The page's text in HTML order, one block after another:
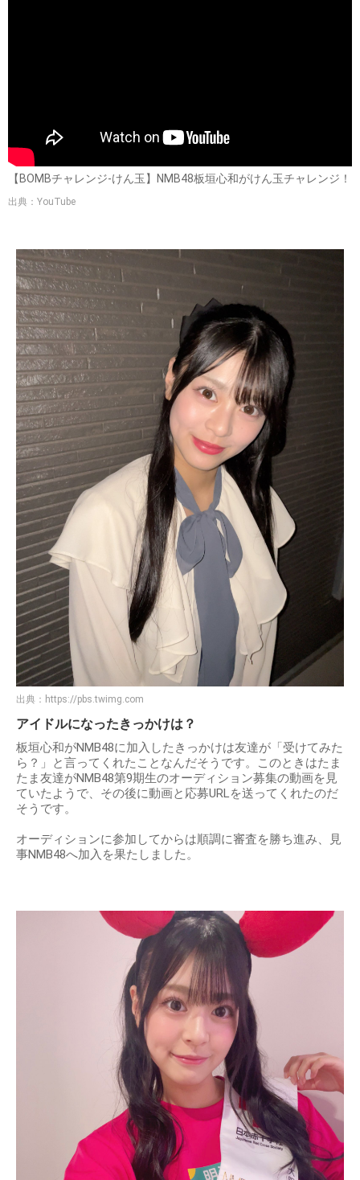
【BOMBチャレンジ-けん玉】NMB48板垣心和がけん玉チャレンジ！
出典：YouTube
出典： https://pbs.twimg.com
アイドルになったきっかけは？
板垣心和がNMB48に加入したきっかけは友達が「受けてみた
ら？」と言ってくれたことなんだそうです。このときはたま
たま友達がNMB48第9期生のオーディション募集の動画を見
ていたようで、その後に動画と応募URLを送ってくれたのだ
そうです。
オーディションに参加してからは順調に審査を勝ち進み、見
事NMB48へ加入を果たしました。